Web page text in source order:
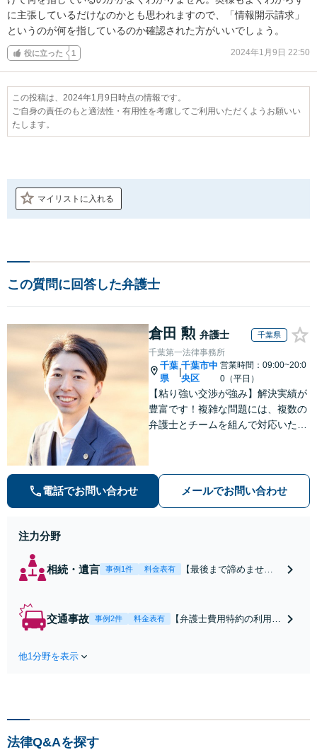
に主張しているだけなのかとも思われますので、「情報開示請求」
というのが何を指しているのか確認された方がいいでしょう。
役に立った 1 2024年1月9日 22:50
この投稿は、2024年1月9日時点の情報です。
ご自身の責任のもと適法性・有用性を考慮してご利用いただくようお願いい
たします。
マイリストに入れる
この質問に回答した弁護士
倉田 勲 弁護士 千葉県
千葉第一法律事務所
千葉
県
千葉市中
央区
営業時間：09:00~20:0
0（平日）
【粘り強い交渉が強み】解決実績が
豊富です！複雑な問題には、複数の
弁護士とチームを組んで対応いたし
気軽にご相談ください。
電話でお問い合わせ メールでお問い合わせ
注力分野
相続・遺言 事例1件 料金表有
【最後まで諦めませ
合意してしまう前にご
交通事故 事例2件 料金表有
【弁護士費用特約の利用＆
は損をしてしまうかもしれ
他1分野を表示
法律Q&Aを探す